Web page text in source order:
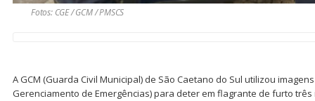
Fotos: CGE / GCM / PMSCS
A GCM (Guarda Civil Municipal) de São Caetano do Sul utilizou
Gerenciamento de Emergências) para deter em flagrante de furto